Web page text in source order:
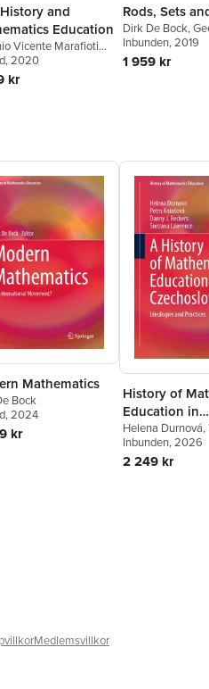
and
Education
Vicente Marafioti
, 2020
kr
Rods, Sets
Dirk De Bock,
Vanpaemel
Inbunden, 2019
1 959 kr
Mathematics
Bock
, 2024
kr
History of
Education in
Helena Durnová,
Antošová,Danny
Snezana Lawrence
Inbunden, 2026
2 249 kr
Medlemsvillkor